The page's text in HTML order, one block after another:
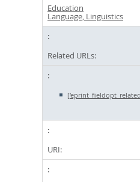
Education
Language, Linguistics
Related URLs:
URI: